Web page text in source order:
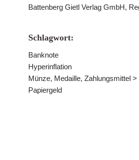
Battenberg Gietl Verlag GmbH,
Schlagwort:
Banknote
Hyperinflation
Münze, Medaille, Zahlungsmittel
Papiergeld